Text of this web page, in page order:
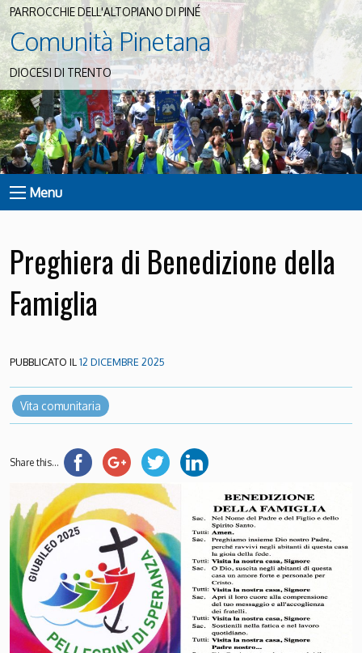
PARROCCHIE DELL'ALTOPIANO DI PINÉ
Comunità Pinetana
DIOCESI DI TRENTO
Menu
Preghiera di Benedizione della
Famiglia
PUBBLICATO IL12 DICEMBRE 2025
Vita comunitaria
Share this...